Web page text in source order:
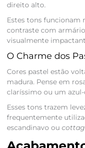
direito alto.
Estes tons funcionam
contraste com
visualmente
O Charme dos
Cores pastel estão
madura. Pense em
claríssimo ou um
Esses tons trazem
frequentemente
escandinavo ou